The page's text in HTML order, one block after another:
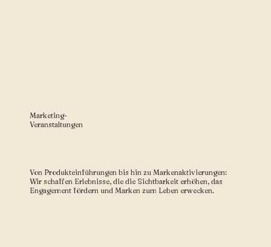
Marketing-
Veranstaltungen
Von Produkteinführungen bis hin zu Markenaktivierungen:
Wir schaffen Erlebnisse, die die Sichtbarkeit erhöhen, das
Engagement fördern und Marken zum Leben erwecken.